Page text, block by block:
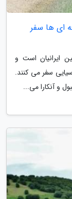
ای ها سفر
ایرانیان است و
سفر می کنند.
و آنکارا می...